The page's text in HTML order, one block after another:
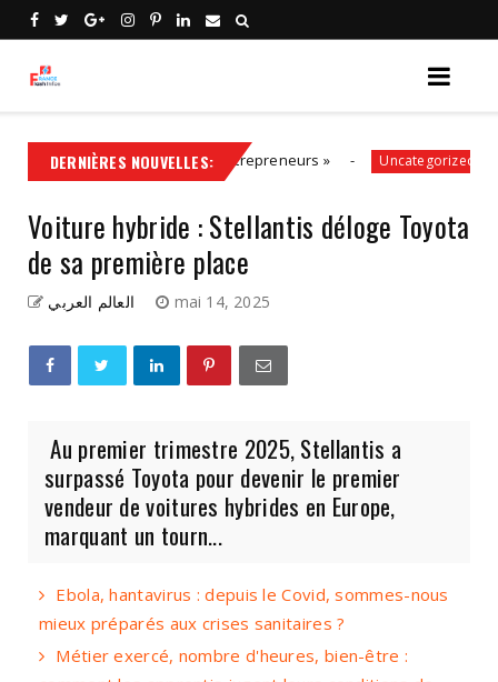
DERNIÈRES NOUVELLES:
aux côtés des entrepreneurs » Uncategorized
Voiture hybride : Stellantis déloge Toyota
de sa première place
العالم العربي mai 14, 2025
Au premier trimestre 2025, Stellantis a
surpassé Toyota pour devenir le premier
vendeur de voitures hybrides en Europe,
marquant un tourn...
Ebola, hantavirus : depuis le Covid, sommes-nous
mieux préparés aux crises sanitaires ?
Métier exercé, nombre d'heures, bien-être :